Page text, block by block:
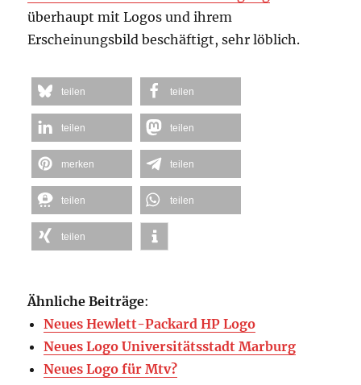
überhaupt mit Logos und ihrem
Erscheinungsbild beschäftigt, sehr löblich.
teilen teilen
teilen teilen
merken teilen
teilen teilen
teilen
Ähnliche Beiträge:
Neues Hewlett-Packard HP Logo
Neues Logo Universitätsstadt Marburg
Neues Logo für Mtv?